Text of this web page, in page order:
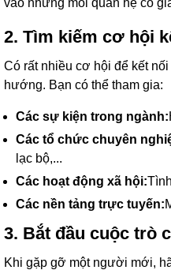
vào những mối quan hệ có
2. Tìm kiếm cơ hội
Có rất nhiều cơ hội để kết
hướng. Bạn có thể tham gia:
Các sự kiện trong ngành:
Các tổ chức chuyên
lạc bộ,...
Các hoạt động xã hội:
Các nền tảng trực tuyến:
3. Bắt đầu cuộc trò
Khi gặp gỡ một người mới,